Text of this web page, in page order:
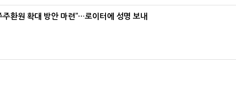
주환원 확대 방안 마련”…로이터에 성명 보내